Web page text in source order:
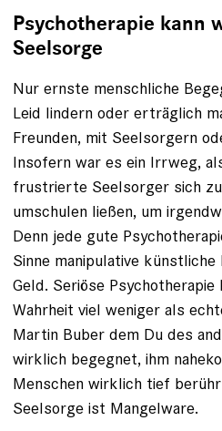
Psychotherapie kann
Seelsorge
Nur ernste menschliche
Leid lindern oder erträglich
Freunden, mit Seelsorgern
Insofern war es ein Irrweg,
frustrierte Seelsorger sich
umschulen ließen, um
Denn jede gute
Sinne manipulative
Geld. Seriöse
Wahrheit viel weniger als
Martin Buber dem Du des
wirklich begegnet, ihm
Menschen wirklich tief
Seelsorge ist Mangelware.